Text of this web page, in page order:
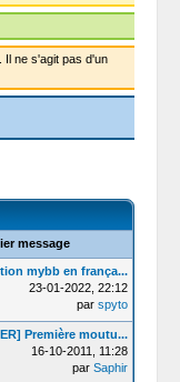
Il ne s'agit pas d'un
message
mybb en frança...
23-01-2022, 22:12
par spyto
Première moutu...
16-10-2011, 11:28
par Saphir